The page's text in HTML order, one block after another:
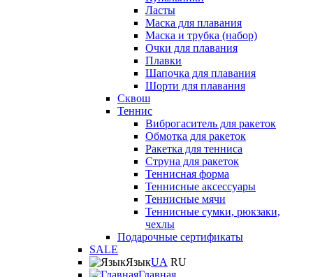
Ласты
Маска для плавания
Маска и трубка (набор)
Очки для плавания
Плавки
Шапочка для плавания
Шорти для плавания
Сквош
Теннис
Виброгаситель для ракеток
Обмотка для ракеток
Ракетка для тенниса
Струна для ракеток
Теннисная форма
Теннисные аксессуары
Теннисные мячи
Теннисные сумки, рюкзаки,
чехлы
Подарочные сертификаты
SALE
ЯзыкUA RU
Главная